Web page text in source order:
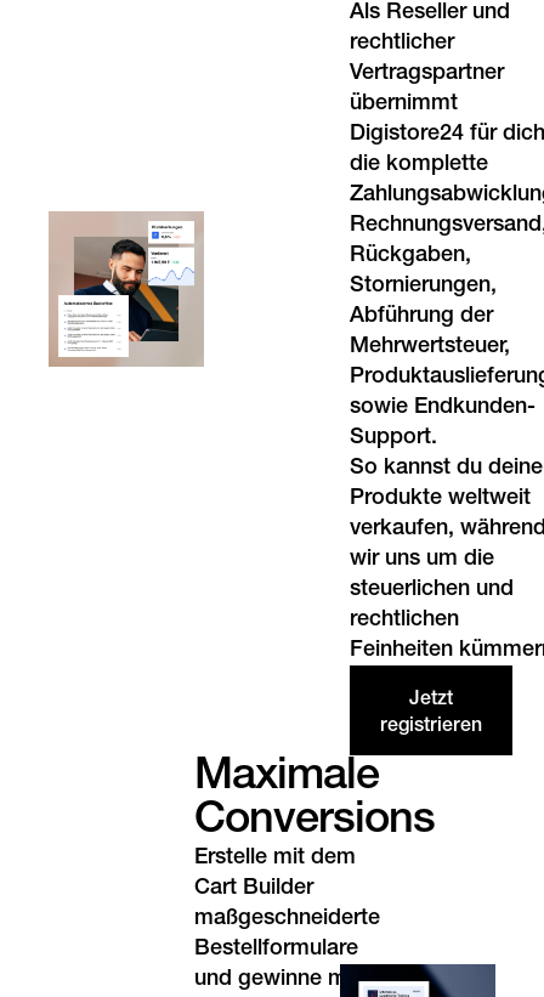
Als Reseller und
rechtlicher
Vertragspartner
übernimmt
Digistore24 für dich
die komplette
Rückgaben,
Stornierungen,
Abführung der
Mehrwertsteuer,
sowie Endkunden-
Support.
So kannst du deine
Produkte weltweit
verkaufen,
wir uns um die
steuerlichen und
rechtlichen
Feinheiten
Jetzt
registrieren
Maximale
Conversions
Erstelle mit dem
Cart Builder
maßgeschneiderte
Bestellformulare
und gewinne mehr